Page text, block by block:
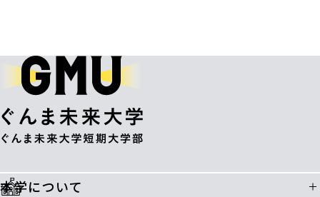
本学について